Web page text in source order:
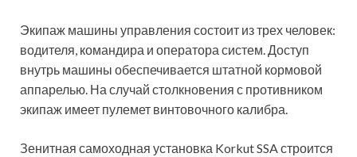
Экипаж машины управления состоит из трех человек:
водителя, командира и оператора систем. Доступ
внутрь машины обеспечивается штатной кормовой
аппарелью. На случай столкновения с противником
экипаж имеет пулемет винтовочного калибра.
Зенитная самоходная установка Korkut SSA строится